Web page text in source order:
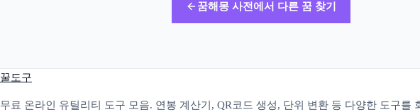
꿈해몽 사전에서 다른 꿈 찾기
꿀도구
무료 온라인 유틸리티 도구 모음. 연봉 계산기, QR코드 생성, 단위 변환 등 다양한 도구를